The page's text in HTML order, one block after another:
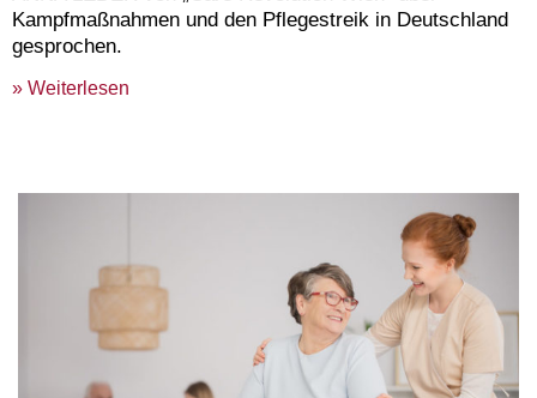
Kampfmaßnahmen und den Pflegestreik in Deutschland
gesprochen.
» Weiterlesen